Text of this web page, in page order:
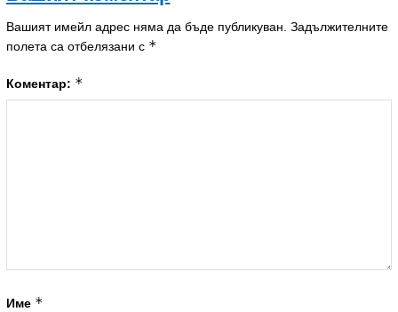
Вашият имейл адрес няма да бъде публикуван. Задължителните
полета са отбелязани с *
Коментар: *
Име *